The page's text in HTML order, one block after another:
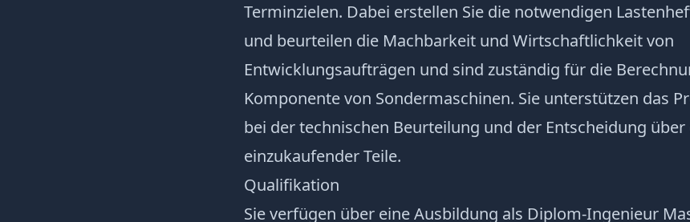
Terminzielen. Dabei erstellen Sie die notwendigen
und beurteilen die Machbarkeit und Wirtschaftlichkeit von
Entwicklungsaufträgen und sind zuständig für die
Komponente von Sondermaschinen. Sie unterstützen das
bei der technischen Beurteilung und der Entscheidung
einzukaufender Teile.
Qualifikation
Sie verfügen über eine Ausbildung als Diplom-Ingenieur